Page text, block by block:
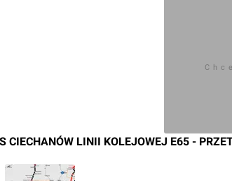
ul. Kasprzaka w
CIECHANÓW LINII KOLEJOWEJ E65 -